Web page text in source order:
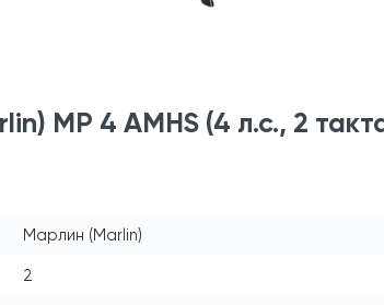
MP 4 AMHS (4 л.с., 2
Марлин (Marlin)
2